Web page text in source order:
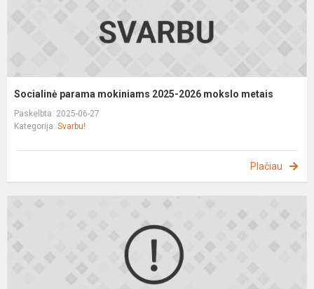
Socialinė parama mokiniams 2025-2026 mokslo metais
Paskelbta: 2025-06-27
Kategorija: Svarbu!
Plačiau